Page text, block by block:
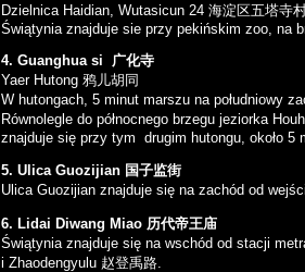
Dzielnica Haidian, Wutasicun 24 海淀区五塔寺
Świątynia znajduje sie przy pekińskim zoo, na
4. Guanghua si 广化寺
Yaer Hutong 鸦儿胡同
W hutongach, 5 minut marszu na południowy
Równolegle do północnego brzegu jeziorka
znajduje się przy tym drugim hutongu, około
5. Ulica Guozijian 国子监街
Ulica Guozijian znajduje się na zachód od
6. Lidai Diwang Miao 历代帝王庙
Świątynia znajduje się na wschód od stacji
i Zhaodengyulu 赵登禹路.